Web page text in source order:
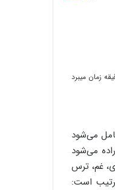
می‌شود
می‌شود
غم، ترس
است: